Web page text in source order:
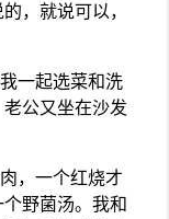
，就说可以，
一起选菜和洗
公又坐在沙发
，一个红烧才
野菌汤。我和